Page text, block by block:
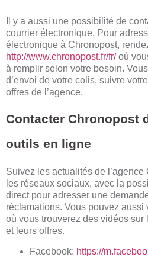
Il y a aussi une possibilité de
courrier électronique. Pour
électronique à Chronopost,
http://www.chronopost.fr/fr/où
à remplir selon votre besoin.
d’envoi de votre colis, suivre
offres de l’agence.
Contacter Chronopost
outils en ligne
Suivez les actualités de
les réseaux sociaux, avec la
direct pour adresser une
réclamations. Vous pouvez
où vous trouverez des vidéos
et leurs offres.
Facebook: https://